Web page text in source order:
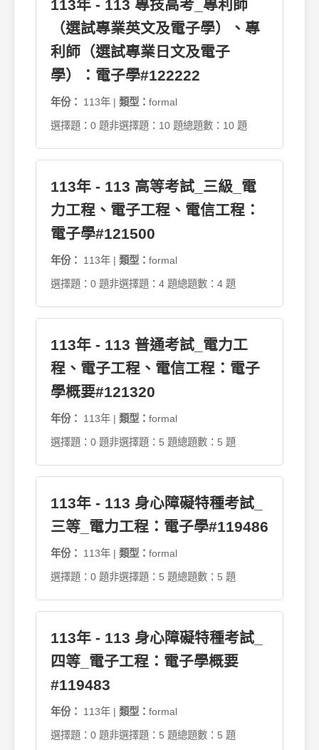
113年 - 113 專技高考_專利師
（選試專業英文及電子學）、專
利師（選試專業日文及電子
學）：電子學#122222
年份： 113年 | 類型： formal
選擇題：0 題非選擇題：10 題總題數：10 題
113年 - 113 高等考試_三級_電
力工程、電子工程、電信工程：
電子學#121500
年份： 113年 | 類型： formal
選擇題：0 題非選擇題：4 題總題數：4 題
113年 - 113 普通考試_電力工
程、電子工程、電信工程：電子
學概要#121320
年份： 113年 | 類型： formal
選擇題：0 題非選擇題：5 題總題數：5 題
113年 - 113 身心障礙特種考試_
三等_電力工程：電子學#119486
年份： 113年 | 類型： formal
選擇題：0 題非選擇題：5 題總題數：5 題
113年 - 113 身心障礙特種考試_
四等_電子工程：電子學概要
#119483
年份： 113年 | 類型： formal
選擇題：0 題非選擇題：5 題總題數：5 題